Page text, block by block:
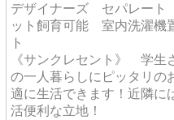
デザイナーズ セパレー
ット飼育可能 室内洗濯
ト
《サンクレセント》 学生
の一人暮らしにピッタリの
適に生活できます！近隣に
活便利な立地！